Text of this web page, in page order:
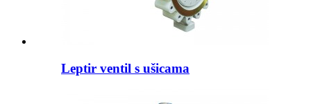
Leptir ventil s ušicama